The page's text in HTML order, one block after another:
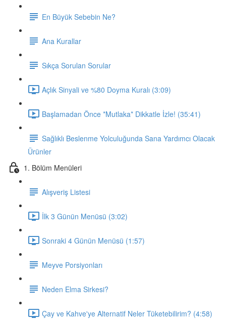
En Büyük Sebebin Ne?
Ana Kurallar
Sıkça Sorulan Sorular
Açlık Sinyali ve %80 Doyma Kuralı (3:09)
Başlamadan Önce *Mutlaka* Dikkatle İzle! (35:41)
Sağlıklı Beslenme Yolculuğunda Sana Yardımcı Olacak
Ürünler
1. Bölüm Menüleri
Alışveriş Listesi
İlk 3 Günün Menüsü (3:02)
Sonraki 4 Günün Menüsü (1:57)
Meyve Porsiyonları
Neden Elma Sirkesi?
Çay ve Kahve'ye Alternatif Neler Tüketebilirim? (4:58)